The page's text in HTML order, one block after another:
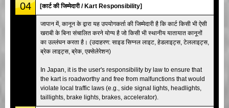
04 [कार्ट की जिम्मेदारी / Kart Responsibility]
जापान में, कानून के द्वारा यह उपयोगकर्ता की जिम्मेदारी है कि कार्ट किसी भी ऐसी
खराबी के बिना संचालित करने योग्य है जो किसी भी स्थानीय यातायात कानूनों
का उल्लंघन करता है। (उदाहरण: साइड सिग्नल लाइट, हेडलाइट्स, टेललाइट्स,
ब्रेक लाइट्स, ब्रेक, एक्सेलेरेशन)
In Japan, it is the user's responsibility by law to ensure that
the kart is roadworthy and free from malfunctions that would
violate local traffic laws (e.g., side signal lights, headlights,
taillights, brake lights, brakes, accelerator).